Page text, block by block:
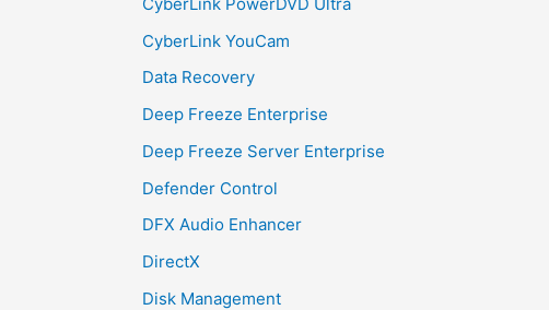
CyberLink YouCam
Data Recovery
Deep Freeze Enterprise
Deep Freeze Server Enterprise
Defender Control
DFX Audio Enhancer
DirectX
Disk Management